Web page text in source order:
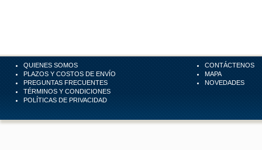
QUIENES SOMOS
PLAZOS Y COSTOS DE ENVÍO
PREGUNTAS FRECUENTES
TÉRMINOS Y CONDICIONES
POLÍTICAS DE PRIVACIDAD
CONTÁCTENOS
MAPA
NOVEDADES